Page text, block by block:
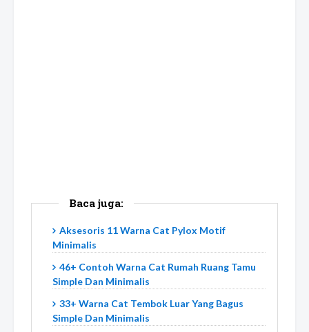
Baca juga:
Aksesoris 11 Warna Cat Pylox Motif
Minimalis
46+ Contoh Warna Cat Rumah Ruang Tamu
Simple Dan Minimalis
33+ Warna Cat Tembok Luar Yang Bagus
Simple Dan Minimalis